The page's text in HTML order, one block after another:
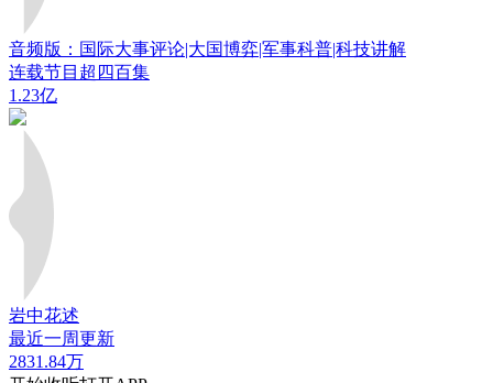
音频版：国际大事评论|大国博弈|军事科普|科技讲解
连载节目超四百集
1.23亿
岩中花述
最近一周更新
2831.84万